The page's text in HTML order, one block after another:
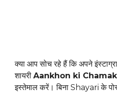
क्या आप सोच रहे हैं कि अपने
शायरी Aankhon ki
इस्तेमाल करें। बिना Shayari के